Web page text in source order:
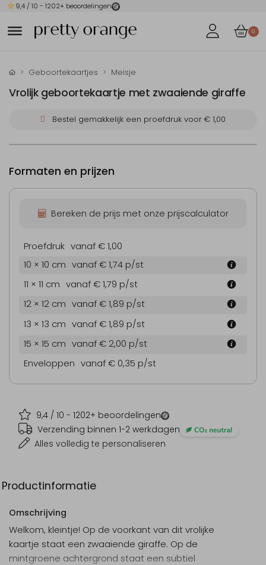
9,4 / 10 - 1202+ beoordelingen
0
Geboortekaartjes Meisje
Vrolijk geboortekaartje met zwaaiende giraffe
Bestel gemakkelijk een proefdruk voor € 1,00
9,4 / 10 - 1202+ beoordelingen
Verzending binnen 1-2 werkdagen
Alles volledig te personaliseren
Formaten en prijzen
Bereken de prijs met onze prijscalculator
Proefdruk vanaf € 1,00
10 × 10 cm vanaf € 1,74 p/st
11 × 11 cm vanaf € 1,79 p/st
12 × 12 cm vanaf € 1,89 p/st
13 × 13 cm vanaf € 1,89 p/st
15 × 15 cm vanaf € 2,00 p/st
Enveloppen vanaf € 0,35 p/st
Productinformatie
Omschrijving
Welkom, kleintje! Op de voorkant van dit vrolijke
kaartje staat een zwaaiende giraffe. Op de
mintgroene achtergrond staat een subtiel